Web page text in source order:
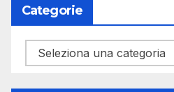
Categorie
Categorie